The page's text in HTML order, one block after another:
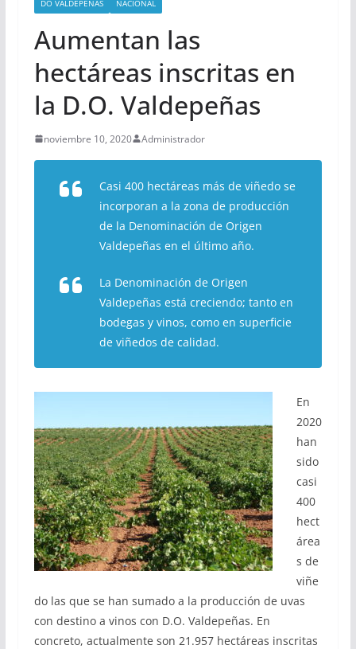
DO VALDEPEÑAS NACIONAL
Aumentan las
hectáreas inscritas en
la D.O. Valdepeñas
noviembre 10, 2020 Administrador
Casi 400 hectáreas más de viñedo se
incorporan a la zona de producción
de la Denominación de Origen
Valdepeñas en el último año.
La Denominación de Origen
Valdepeñas está creciendo; tanto en
bodegas y vinos, como en superficie
de viñedos de calidad.
En
2020
han
sido
casi
400
hect
área
s de
viñe
do las que se han sumado a la producción de uvas
con destino a vinos con D.O. Valdepeñas. En
concreto, actualmente son 21.957 hectáreas inscritas